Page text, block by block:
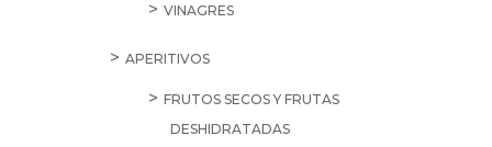
VINAGRES
APERITIVOS
FRUTOS SECOS Y FRUTAS
DESHIDRATADAS